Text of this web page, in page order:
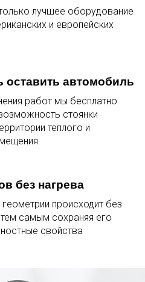
лучшее оборудование
и европейских
оставить автомобиль
работ мы бесплатно
стоянки
теплого и
без нагрева
происходит без
самым сохраняя его
свойства